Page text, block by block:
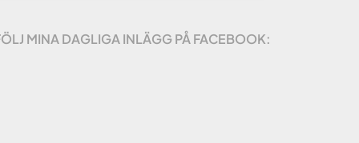
MINA DAGLIGA INLÄGG PÅ FACEBOOK: